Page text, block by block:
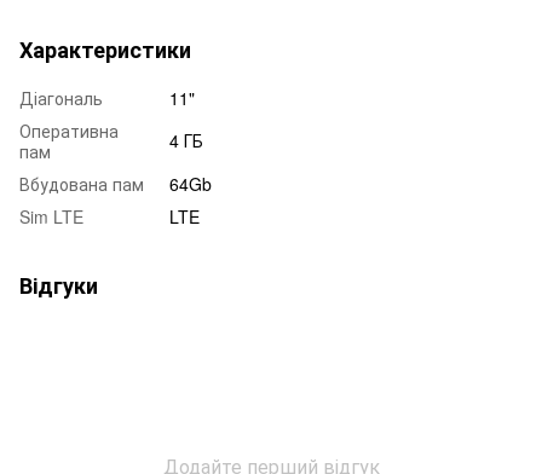
Характеристики
Діагональ
11"
Оперативна
пам
4 ГБ
Вбудована пам
64Gb
Sim LTE
LTE
Відгуки
Додайте перший відгук